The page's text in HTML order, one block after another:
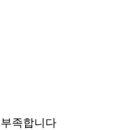
족합니다